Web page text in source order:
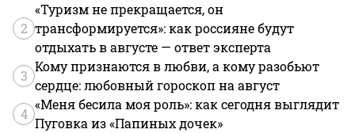
2
«Туризм не прекращается, он
трансформируется»: как россияне будут
отдыхать в августе — ответ эксперта
3
Кому признаются в любви, а кому разобьют
сердце: любовный гороскоп на август
4
«Меня бесила моя роль»: как сегодня выглядит
Пуговка из «Папиных дочек»